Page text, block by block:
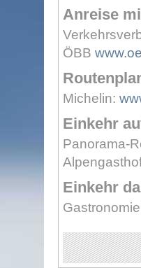
Anreise
ÖBB
Michelin:
Einkehr
Panorama-
Einkehr